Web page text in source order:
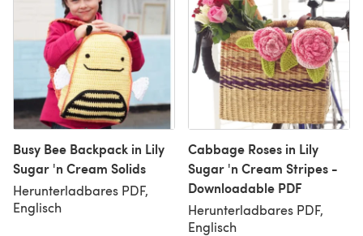
Busy Bee Backpack in Lily
Sugar 'n Cream Solids
Herunterladbares PDF,
Englisch
Cabbage Roses in Lily
Sugar 'n Cream Stripes -
Downloadable PDF
Herunterladbares PDF,
Englisch